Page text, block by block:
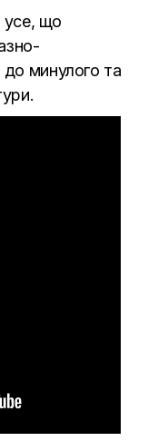
усе, що
минулого та